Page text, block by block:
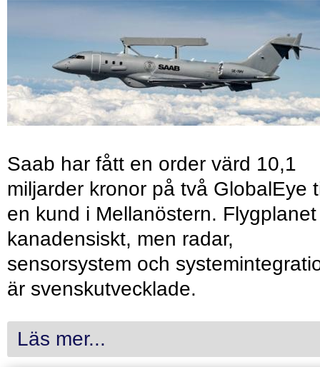
Saab har fått en order värd 10,1
miljarder kronor på två GlobalEye
en kund i Mellanöstern.
kanadensiskt, men radar,
sensorsystem och
är svenskutvecklade.
Läs mer...